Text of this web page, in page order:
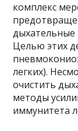
комплекс
дыхательные
Целью этих
легких).
очистить
методы
иммунитета